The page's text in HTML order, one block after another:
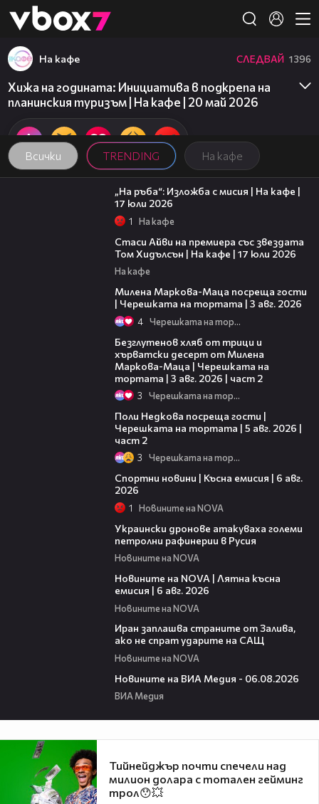
👾
Всички TRENDING На кафе
На кафе СЛЕДВАЙ 1396
Хижа на годината: Инициатива в подкрепа на
планинския туризъм | На кафе | 20 май 2026
09:09
„На ръба“: Изложба с мисия | На кафе |
17 юли 2026
1 На кафе
Стаси Айви на премиера със звездата
Том Хидълсън | На кафе | 17 юли 2026
На кафе
Милена Маркова-Маца посреща гости
| Черешката на тортата | 3 авг. 2026
4 Черешката на тортата
Безглутенов хляб от трици и
хърватски десерт от Милена
Маркова-Маца | Черешката на
тортата | 3 авг. 2026 | част 2
3 Черешката на тортата
Поли Недкова посреща гости |
Черешката на тортата | 5 авг. 2026 |
част 2
3 Черешката на тортата
Спортни новини | Късна емисия | 6 авг.
2026
1 Новините на NOVA
Украински дронове атакуваха големи
петролни рафинерии в Русия
Новините на NOVA
Новините на NOVA | Лятна късна
емисия | 6 авг. 2026
Новините на NOVA
Иран заплашва страните от Залива,
ако не спрат ударите на САЩ
Новините на NOVA
Новините на ВИА Медия - 06.08.2026
ВИА Медия
Тийнейджър почти спечели над
милион долара с тотален гейминг
трол😯💥